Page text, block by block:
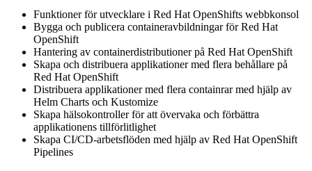
Funktioner för utvecklare i Red Hat OpenShifts webbkonsol
Bygga och publicera containeravbildningar för Red Hat
OpenShift
Hantering av containerdistributioner på Red Hat OpenShift
Skapa och distribuera applikationer med flera behållare på
Red Hat OpenShift
Distribuera applikationer med flera containrar med hjälp av
Helm Charts och Kustomize
Skapa hälsokontroller för att övervaka och förbättra
applikationens tillförlitlighet
Skapa CI/CD-arbetsflöden med hjälp av Red Hat OpenShift
Pipelines